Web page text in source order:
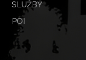
SLUŽBY
POI